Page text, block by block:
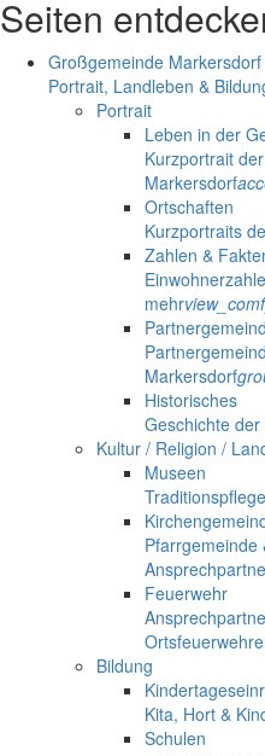
Seiten
Großgemeinde Markersdorf
Portrait, Landleben &
Portrait
Leben in der
Kurzportrait
Markersdorf
Ortschaften
Kurzportraits
Zahlen &
mehr
Markersdorf
Historisches
Geschichte
Kultur / Religion /
Museen
Pfarrgemeinde
Feuerwehr
Bildung
Kita, Hort &
Schulen